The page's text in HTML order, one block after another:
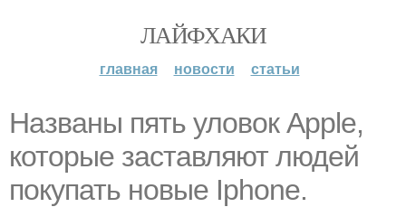
ЛАЙФХАКИ
главная новости статьи
Названы пять уловок Apple,
которые заставляют людей
покупать новые Iphone.